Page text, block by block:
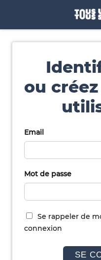
ou
Email
Mot de passe
Se rappeler de
connexion
SE